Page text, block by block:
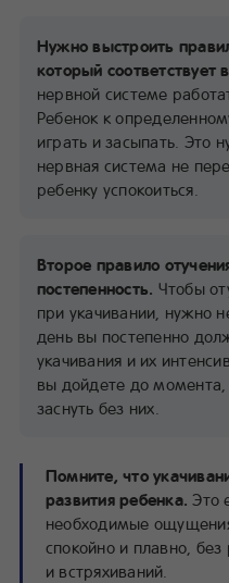
Нужно выстроить
который соответствует
нервной системе
Ребенок к
играть и засыпать. Это
нервная система не
ребенку успокоиться.
Второе правило
постепенность. Чтобы
при укачивании, нужно
день вы постепенно
укачивания и их
вы дойдете до
заснуть без них.
Помните, что
развития ребенка. Это
необходимые
спокойно и плавно,
и встряхиваний.